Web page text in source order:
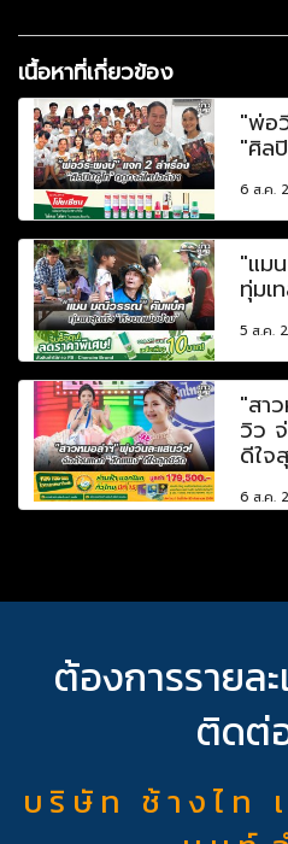
เนื้อหาที่เกี่ยวข้อง
"พ่อ
"ศิล
6 ส.ค.
"แม
ทุ่มเ
5 ส.ค.
"สา
วิว
ดีใจ
6 ส.ค.
ต้องการรายล
ติดต่
บ ริ ษั ท ช้ า ง ไ ท เ